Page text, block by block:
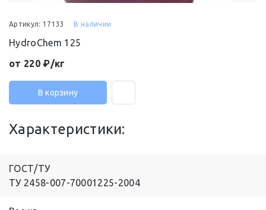
Артикул: 17133 В наличии
HydroChem 125
от 220 ₽/кг
В корзину
Характеристики:
ГОСТ/ТУ
ТУ 2458-007-70001225-2004